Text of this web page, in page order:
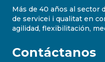
Más de 40 años al sector
de servicei i qualitat en
agilidad, flexibilitación,
Contáctanos